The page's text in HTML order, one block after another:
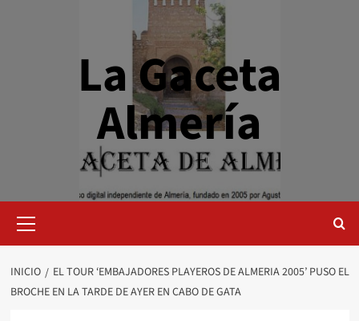
La Gaceta
Almería
primario
INICIO
EL TOUR ‘EMBAJADORES PLAYEROS DE ALMERIA 2005’ PUSO EL
BROCHE EN LA TARDE DE AYER EN CABO DE GATA